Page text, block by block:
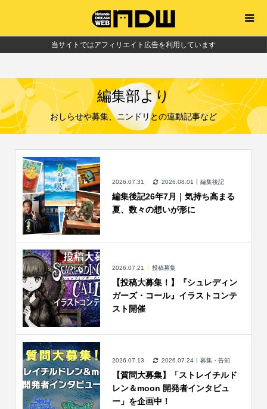
当サイトではアフィリエイト広告を利用しています
編集部より
おしらせや募集、ニンドリとの連動記事など
2026.07.31 2026.08.01 編集後記
編集後記26年7月｜気持ち高まる
夏、数々の想いが形に
2026.07.21 投稿募集
【投稿大募集！】『シュレディン
ガーズ・コール』イラストコンテ
スト開催
2026.07.13 2026.07.24 募集・告知
【質問大募集】「ストレイチルド
レン＆moon 開発者インタビュ
ー」を企画中！